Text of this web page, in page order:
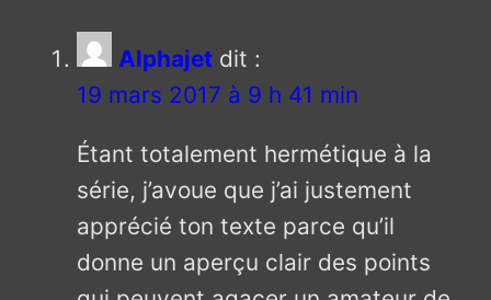
Alphajet dit :
19 mars 2017 à 9 h 41 min
Étant totalement hermétique à la
série, j’avoue que j’ai justement
apprécié ton texte parce qu’il
donne un aperçu clair des points